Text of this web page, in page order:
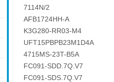
7114N/2
AFB1724HH-A
K3G280-RR03-M4
UFT15PBPB23M1D4A
4715MS-23T-B5A
FC091-SDD.7Q.V7
FC091-SDS.7Q.V7